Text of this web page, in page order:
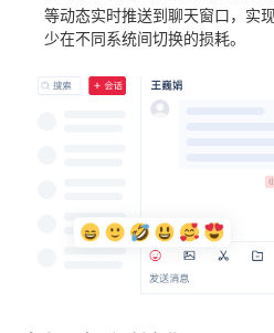
等动态实时推送到聊天窗口，实
少在不同系统间切换的损耗。